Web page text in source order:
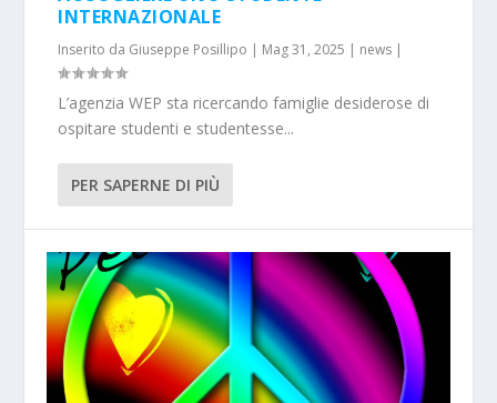
INTERNAZIONALE
Inserito da Giuseppe Posillipo | Mag 31, 2025 | news |
L’agenzia WEP sta ricercando famiglie desiderose di
ospitare studenti e studentesse...
PER SAPERNE DI PIÙ